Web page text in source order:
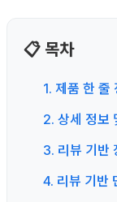
📋 목차
1. 제품 한 줄
2. 상세 정보
3. 리뷰 기반
4. 리뷰 기반